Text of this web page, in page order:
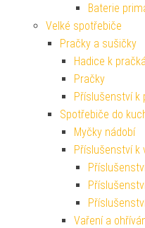
Baterie
Velké spotřebiče
Pračky a sušičky
Hadice k
Pračky
Příslušenství k
Spotřebiče do
Myčky nádobí
Příslušenství k
Vaření a